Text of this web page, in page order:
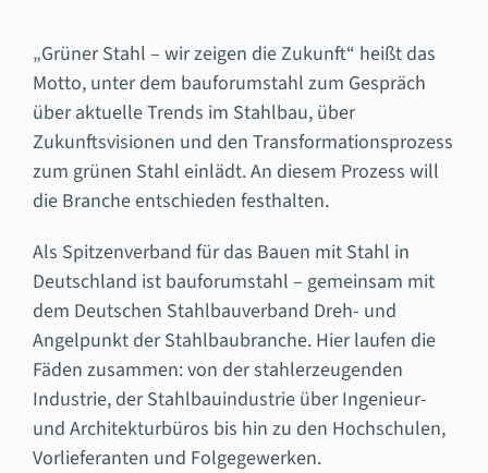
„Grüner Stahl – wir zeigen die Zukunft“ heißt das
Motto, unter dem bauforumstahl zum Gespräch
über aktuelle Trends im Stahlbau, über
Zukunftsvisionen und den Transformationsprozess
zum grünen Stahl einlädt. An diesem Prozess will
die Branche entschieden festhalten.
Als Spitzenverband für das Bauen mit Stahl in
Deutschland ist bauforumstahl – gemeinsam mit
dem Deutschen Stahlbauverband Dreh- und
Angelpunkt der Stahlbaubranche. Hier laufen die
Fäden zusammen: von der stahlerzeugenden
Industrie, der Stahlbauindustrie über Ingenieur-
und Architekturbüros bis hin zu den Hochschulen,
Vorlieferanten und Folgegewerken.